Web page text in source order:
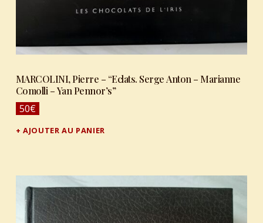
MARCOLINI, Pierre – “Eclats. Serge Anton – Marianne
Comolli – Yan Pennor’s”
50€
AJOUTER AU PANIER